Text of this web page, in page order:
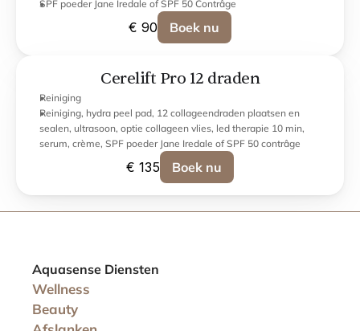
SPF poeder Jane Iredale of SPF 50 Contrâge
€ 90 Boek nu
Cerelift Pro 12 draden
Reiniging
Reiniging, hydra peel pad, 12 collageendraden plaatsen en
sealen, ultrasoon, optie collageen vlies, led therapie 10 min,
serum, crème, SPF poeder Jane Iredale of SPF 50 contrâge
€ 135 Boek nu
Aquasense Diensten
Wellness
Beauty